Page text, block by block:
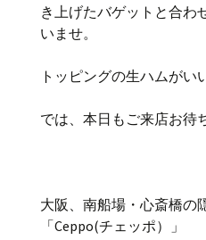
き上げたバゲットと合わ
いませ。
トッピングの生ハムがい
では、本日もご来店お待
大阪、南船場・心斎橋の
「Ceppo(チェッポ）」